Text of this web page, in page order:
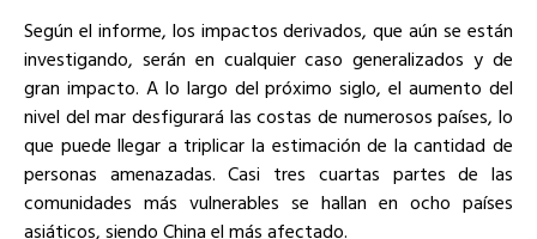
Según el informe, los impactos derivados, que aún se están
investigando, serán en cualquier caso generalizados y de
gran impacto. A lo largo del próximo siglo, el aumento del
nivel del mar desfigurará las costas de numerosos países, lo
que puede llegar a triplicar la estimación de la cantidad de
personas amenazadas. Casi tres cuartas partes de las
comunidades más vulnerables se hallan en ocho países
asiáticos, siendo China el más afectado.